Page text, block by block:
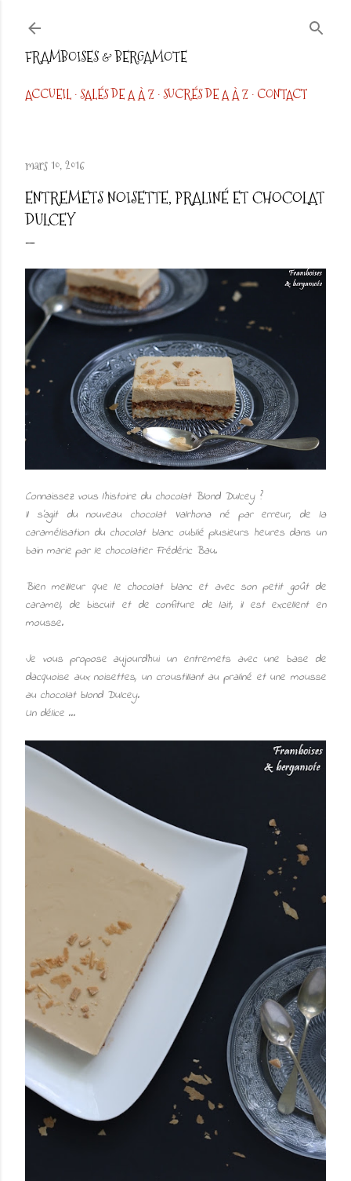
FRAMBOISES & BERGAMOTE
ACCUEIL SALÉS DE A À Z SUCRÉS DE A À Z CONTACT
mars 10, 2016
ENTREMETS NOISETTE, PRALINÉ ET CHOCOLAT
DULCEY
Connaissez vous l'histoire du chocolat Blond Dulcey ?
Il s'agit du nouveau chocolat Valrhona né par erreur, de la
caramélisation du chocolat blanc oublié plusieurs heures dans un
bain marie par le chocolatier Frédéric Bau.
Bien meilleur que le chocolat blanc et avec son petitgoût de
caramel, de biscuit et de confiture de lait, il est excellent en
mousse.
Je vous propose aujourd'hui un entremets avec une base de
dacquoise aux noisettes, un croustillant au praliné et une mousse
au chocolat blond Dulcey.
Un délice ...